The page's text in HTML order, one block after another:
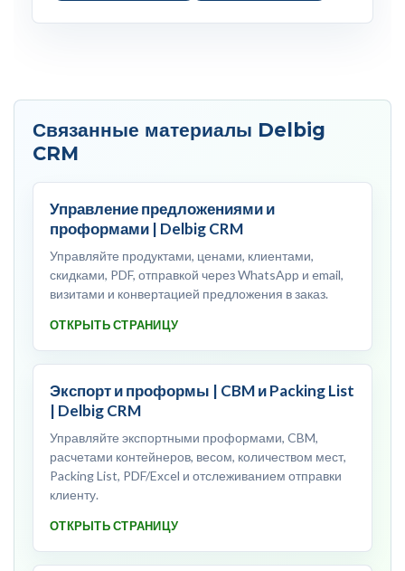
Связанные материалы Delbig
CRM
Управление предложениями и
проформами | Delbig CRM
Управляйте продуктами, ценами, клиентами,
скидками, PDF, отправкой через WhatsApp и email,
визитами и конвертацией предложения в заказ.
ОТКРЫТЬ СТРАНИЦУ
Экспорт и проформы | CBM и Packing List
| Delbig CRM
Управляйте экспортными проформами, CBM,
расчетами контейнеров, весом, количеством мест,
Packing List, PDF/Excel и отслеживанием отправки
клиенту.
ОТКРЫТЬ СТРАНИЦУ